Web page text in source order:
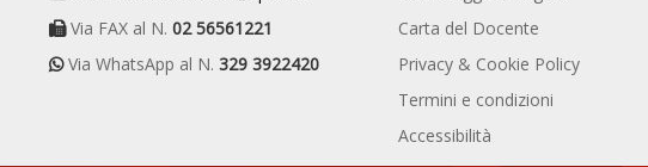
Via FAX al N. 02 56561221
Via WhatsApp al N. 329 3922420
Carta del Docente
Privacy & Cookie Policy
Termini e condizioni
Accessibilità